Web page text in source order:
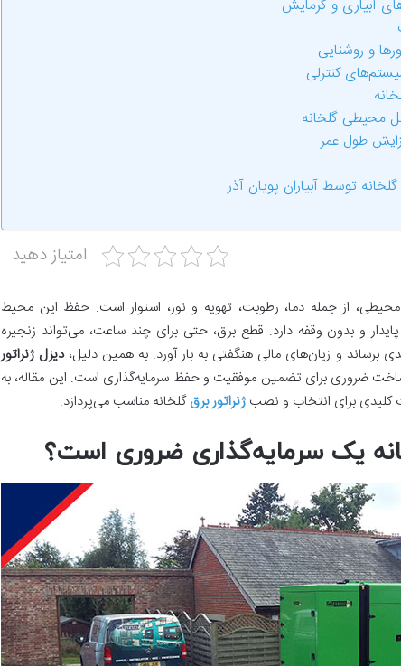
آبیاری و گرمایش
و روشنایی
کنترلی
محیطی گلخانه
طول عمر
توسط آبیاران پویان آذر
امتیاز دهید
از جمله دما، رطوبت، تهویه و نور، استوار است. حفظ این محیط
و بدون وقفه دارد. قطع برق، حتی برای چند ساعت، می‌تواند زنجیره
برساند و زیان‌های مالی هنگفتی به بار آورد. به همین دلیل،دیزل ژنراتور
ضروری برای تضمین موفقیت و حفظ سرمایه‌گذاری است. این مقاله، به
کلیدی برای انتخاب و نصبژنراتور برقگلخانه مناسب می‌پردازد.
یک سرمایه‌گذاری ضروری است؟